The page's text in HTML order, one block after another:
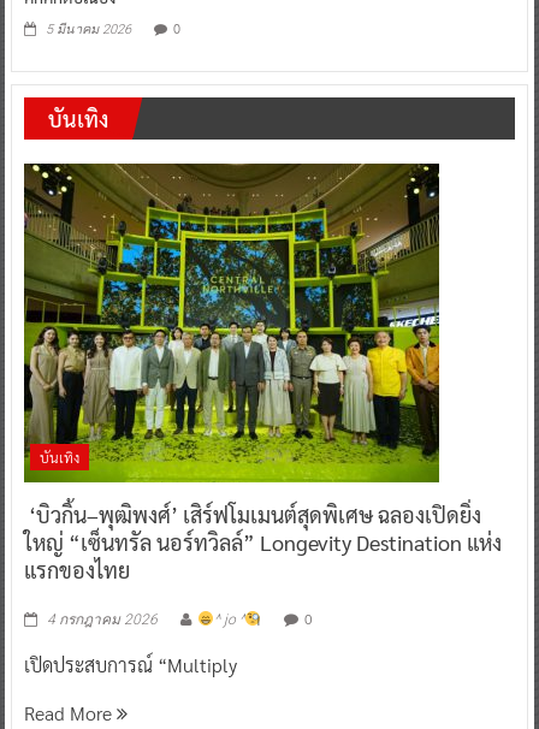
5 มีนาคม 2026 0
บันเทิง
บันเทิง
‘บิวกิ้น–พุฒิพงศ์’ เสิร์ฟโมเมนต์สุดพิเศษ ฉลองเปิดยิ่ง
ใหญ่ “เซ็นทรัล นอร์ทวิลล์” Longevity Destination แห่ง
แรกของไทย
4 กรกฎาคม 2026 ^ jo ^ 0
เปิดประสบการณ์ “Multiply
Read More